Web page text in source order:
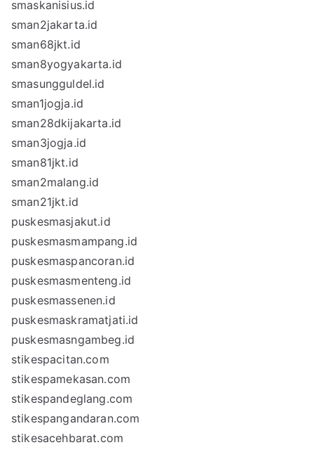
smaskanisius.id
sman2jakarta.id
sman68jkt.id
sman8yogyakarta.id
smasungguldel.id
sman1jogja.id
sman28dkijakarta.id
sman3jogja.id
sman81jkt.id
sman2malang.id
sman21jkt.id
puskesmasjakut.id
puskesmasmampang.id
puskesmaspancoran.id
puskesmasmenteng.id
puskesmassenen.id
puskesmaskramatjati.id
puskesmasngambeg.id
stikespacitan.com
stikespamekasan.com
stikespandeglang.com
stikespangandaran.com
stikesacehbarat.com